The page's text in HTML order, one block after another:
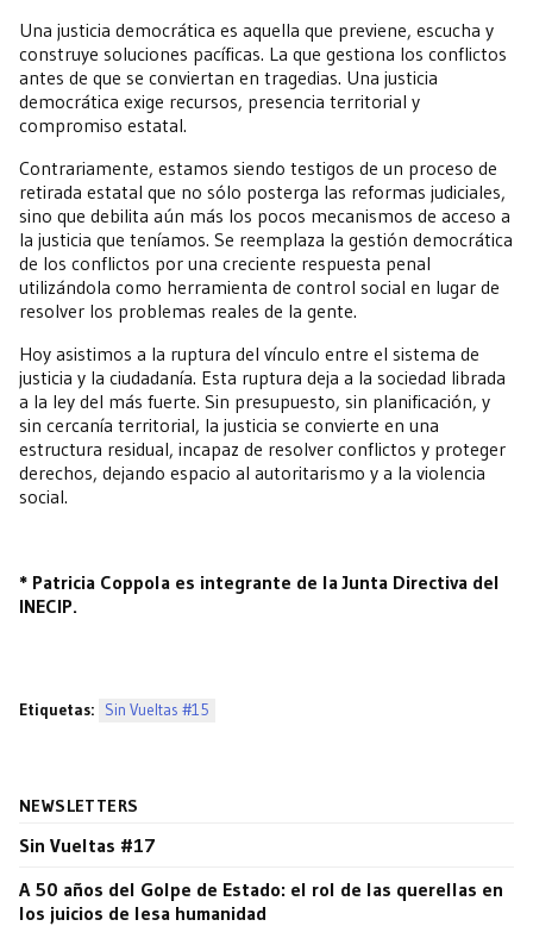
Una justicia democrática es aquella que previene, escucha y
construye soluciones pacíficas. La que gestiona los conflictos
antes de que se conviertan en tragedias. Una justicia
democrática exige recursos, presencia territorial y
compromiso estatal.
Contrariamente, estamos siendo testigos de un proceso de
retirada estatal que no sólo posterga las reformas judiciales,
sino que debilita aún más los pocos mecanismos de acceso a
la justicia que teníamos. Se reemplaza la gestión democrática
de los conflictos por una creciente respuesta penal
utilizándola como herramienta de control social en lugar de
resolver los problemas reales de la gente.
Hoy asistimos a la ruptura del vínculo entre el sistema de
justicia y la ciudadanía. Esta ruptura deja a la sociedad librada
a la ley del más fuerte. Sin presupuesto, sin planificación, y
sin cercanía territorial, la justicia se convierte en una
estructura residual, incapaz de resolver conflictos y proteger
derechos, dejando espacio al autoritarismo y a la violencia
social.
* Patricia Coppola es integrante de la Junta Directiva del
INECIP.
Etiquetas: Sin Vueltas #15
NEWSLETTERS
Sin Vueltas #17
A 50 años del Golpe de Estado: el rol de las querellas en
los juicios de lesa humanidad